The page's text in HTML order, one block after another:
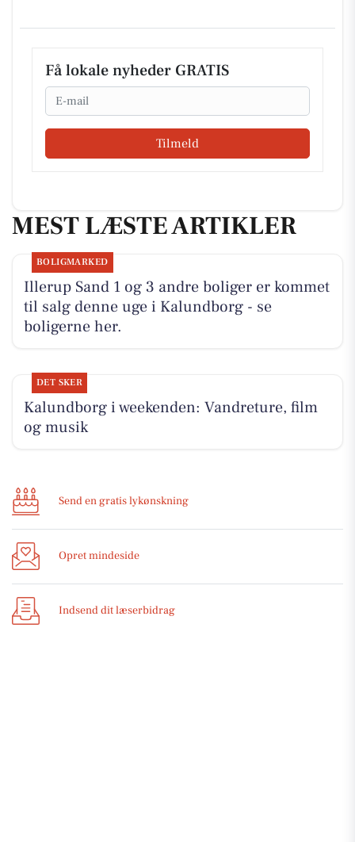
Få lokale nyheder GRATIS
Email
Tilmeld
MEST LÆSTE ARTIKLER
BOLIGMARKED
Illerup Sand 1 og 3 andre boliger er kommet
til salg denne uge i Kalundborg - se
boligerne her.
DET SKER
Kalundborg i weekenden: Vandreture, film
og musik
Send en gratis lykønskning
Opret mindeside
Indsend dit læserbidrag